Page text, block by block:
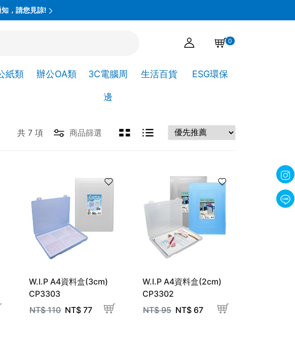
您見諒!
0
紙類 辦公OA類 3C電腦周
邊
生活百貨 ESG環保
共 7 項 商品篩選
W.I.P A4資料盒(3cm)
CP3303
NT$110 NT$ 77
W.I.P A4資料盒(2cm)
CP3302
NT$95 NT$ 67